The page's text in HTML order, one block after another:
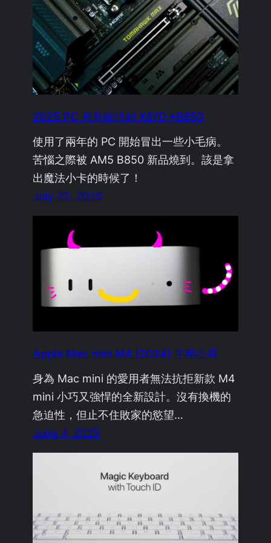
2025 PC 再升級計劃 X670→B850
使用了兩年的 PC 開始冒出一些小毛病。
苦惱之際被 AM5 B850 新品燒到。該是拿
出魔法小卡的時候了！
July 22, 2025
Apple Mac mini M4 (2024) 半年心得
身為 Mac mini 的愛用者無法抗拒新款 M4
mini 小巧又強悍的全新設計。沒有換機的
急迫性，但止不住敗家的慾望…
June 4, 2025